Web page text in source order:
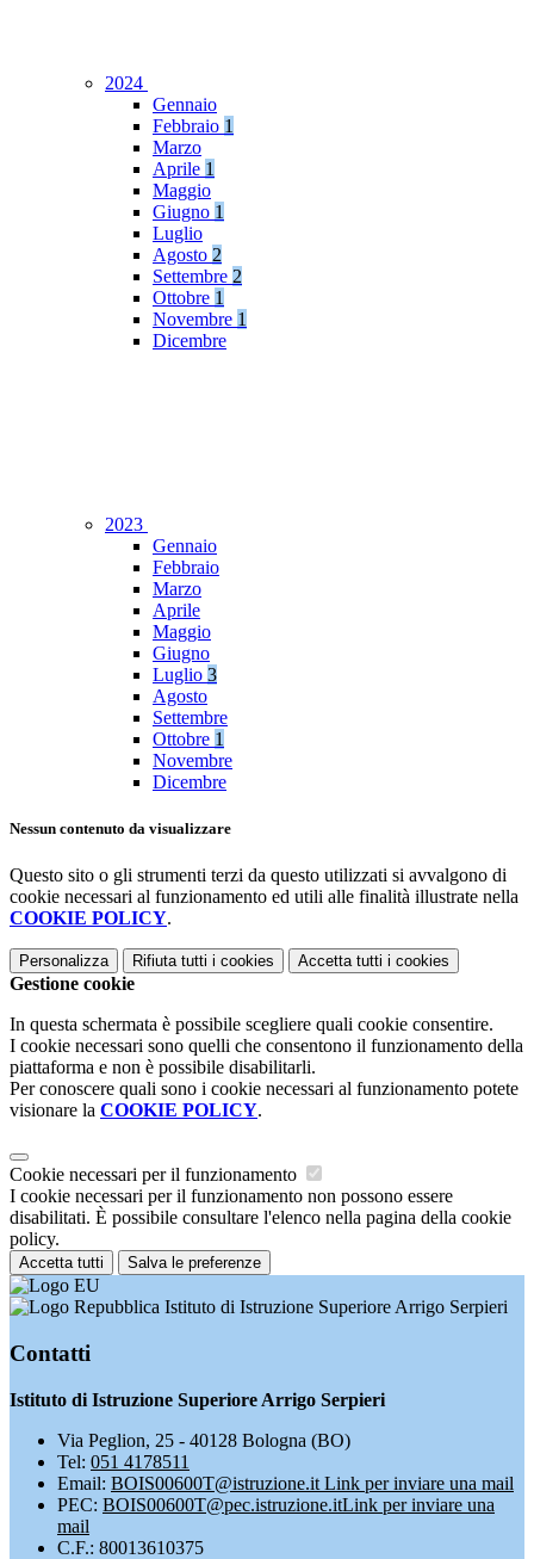
2024
Gennaio
Febbraio 1
Marzo
Aprile 1
Maggio
Giugno 1
Luglio
Agosto 2
Settembre 2
Ottobre 1
Novembre 1
Dicembre
2023
Gennaio
Febbraio
Marzo
Aprile
Maggio
Giugno
Luglio 3
Agosto
Settembre
Ottobre 1
Novembre
Dicembre
Nessun contenuto da visualizzare
Questo sito o gli strumenti terzi da questo utilizzati si avvalgono di
cookie necessari al funzionamento ed utili alle finalità illustrate nella
COOKIE POLICY.
Personalizza Rifiuta tutti i cookies Accetta tutti i cookies
Gestione cookie
In questa schermata è possibile scegliere quali cookie consentire.
I cookie necessari sono quelli che consentono il funzionamento della
piattaforma e non è possibile disabilitarli.
Per conoscere quali sono i cookie necessari al funzionamento potete
visionare la COOKIE POLICY.
Cookie necessari per il funzionamento
I cookie necessari per il funzionamento non possono essere
disabilitati. È possibile consultare l'elenco nella pagina della cookie
policy.
Accetta tutti Salva le preferenze
Istituto di Istruzione Superiore Arrigo Serpieri
Contatti
Istituto di Istruzione Superiore Arrigo Serpieri
Via Peglion, 25 - 40128 Bologna (BO)
Tel: 051 4178511
Email: BOIS00600T@istruzione.it Link per inviare una mail
PEC: BOIS00600T@pec.istruzione.itLink per inviare una
mail
C.F.: 80013610375